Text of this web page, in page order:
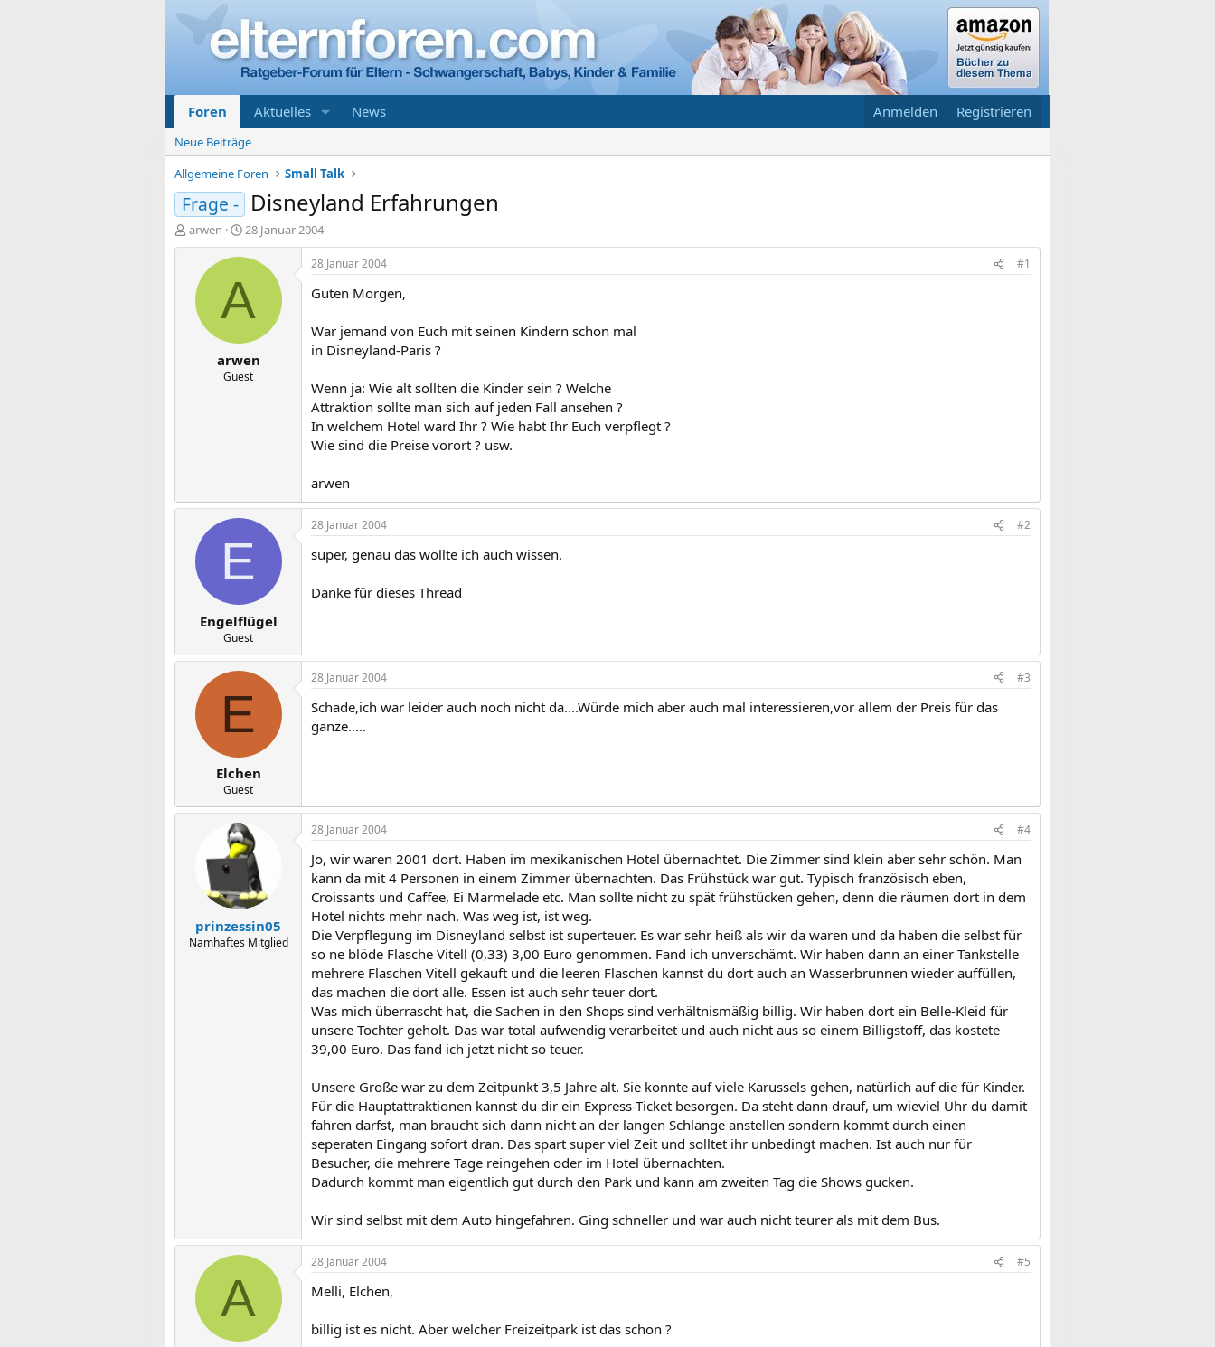
Foren Aktuelles News Anmelden Registrieren
Neue Beiträge
Allgemeine Foren
Small Talk
Frage - Disneyland Erfahrungen
E
r
arwen
E
r
s
e
l
t
a
m
28 Januar 2004
A
arwen
Guest
28 Januar 2004 #1
Guten Morgen,
War jemand von Euch mit seinen Kindern schon mal
in Disneyland-Paris ?
Wenn ja: Wie alt sollten die Kinder sein ? Welche
Attraktion sollte man sich auf jeden Fall ansehen ?
In welchem Hotel ward Ihr ? Wie habt Ihr Euch verpflegt ?
Wie sind die Preise vorort ? usw.
arwen
E
Engelflügel
Guest
28 Januar 2004 #2
super, genau das wollte ich auch wissen.
Danke für dieses Thread
E
Elchen
Guest
28 Januar 2004 #3
Schade,ich war leider auch noch nicht da....Würde mich aber auch mal interessieren,vor allem der Preis für das
ganze.....
prinzessin05
Namhaftes Mitglied
28 Januar 2004 #4
Jo, wir waren 2001 dort. Haben im mexikanischen Hotel übernachtet. Die Zimmer sind klein aber sehr schön. Man
kann da mit 4 Personen in einem Zimmer übernachten. Das Frühstück war gut. Typisch französisch eben,
Croissants und Caffee, Ei Marmelade etc. Man sollte nicht zu spät frühstücken gehen, denn die räumen dort in dem
Hotel nichts mehr nach. Was weg ist, ist weg.
Die Verpflegung im Disneyland selbst ist superteuer. Es war sehr heiß als wir da waren und da haben die selbst für
so ne blöde Flasche Vitell (0,33) 3,00 Euro genommen. Fand ich unverschämt. Wir haben dann an einer Tankstelle
mehrere Flaschen Vitell gekauft und die leeren Flaschen kannst du dort auch an Wasserbrunnen wieder auffüllen,
das machen die dort alle. Essen ist auch sehr teuer dort.
Was mich überrascht hat, die Sachen in den Shops sind verhältnismäßig billig. Wir haben dort ein Belle-Kleid für
unsere Tochter geholt. Das war total aufwendig verarbeitet und auch nicht aus so einem Billigstoff, das kostete
39,00 Euro. Das fand ich jetzt nicht so teuer.
Unsere Große war zu dem Zeitpunkt 3,5 Jahre alt. Sie konnte auf viele Karussels gehen, natürlich auf die für Kinder.
Für die Hauptattraktionen kannst du dir ein Express-Ticket besorgen. Da steht dann drauf, um wieviel Uhr du damit
fahren darfst, man braucht sich dann nicht an der langen Schlange anstellen sondern kommt durch einen
seperaten Eingang sofort dran. Das spart super viel Zeit und solltet ihr unbedingt machen. Ist auch nur für
Besucher, die mehrere Tage reingehen oder im Hotel übernachten.
Dadurch kommt man eigentlich gut durch den Park und kann am zweiten Tag die Shows gucken.
Wir sind selbst mit dem Auto hingefahren. Ging schneller und war auch nicht teurer als mit dem Bus.
A
28 Januar 2004 #5
Melli, Elchen,
billig ist es nicht. Aber welcher Freizeitpark ist das schon ?